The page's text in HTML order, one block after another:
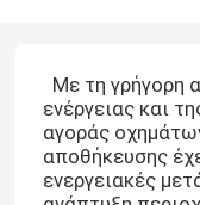
Με τη γρήγορη
ενέργειας και
αγοράς
αποθήκευσης
ενεργειακές